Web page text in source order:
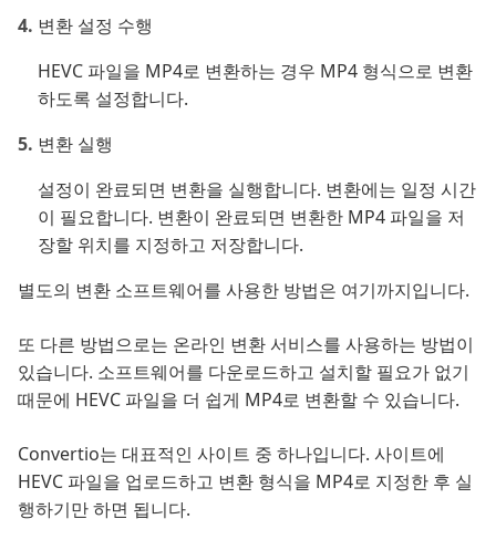
변환 설정 수행
HEVC 파일을 MP4로 변환하는 경우 MP4 형식으로 변환
하도록 설정합니다.
변환 실행
설정이 완료되면 변환을 실행합니다. 변환에는 일정 시간
이 필요합니다. 변환이 완료되면 변환한 MP4 파일을 저
장할 위치를 지정하고 저장합니다.
별도의 변환 소프트웨어를 사용한 방법은 여기까지입니다.
또 다른 방법으로는 온라인 변환 서비스를 사용하는 방법이
있습니다. 소프트웨어를 다운로드하고 설치할 필요가 없기
때문에 HEVC 파일을 더 쉽게 MP4로 변환할 수 있습니다.
Convertio는 대표적인 사이트 중 하나입니다. 사이트에
HEVC 파일을 업로드하고 변환 형식을 MP4로 지정한 후 실
행하기만 하면 됩니다.